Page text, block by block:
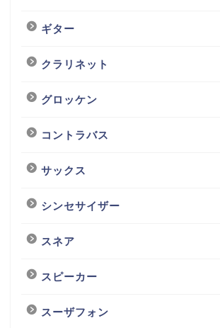
ギター
クラリネット
グロッケン
コントラバス
サックス
シンセサイザー
スネア
スピーカー
スーザフォン